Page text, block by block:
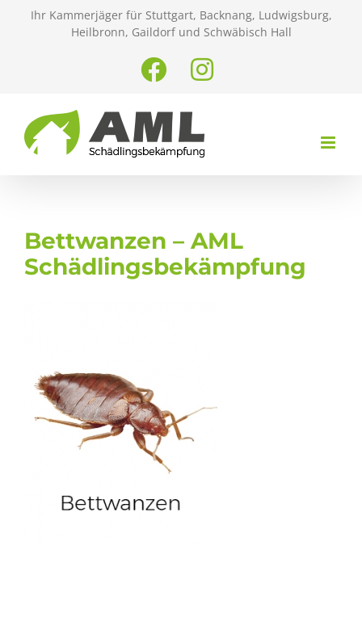
Ihr Kammerjäger für Stuttgart, Backnang, Ludwigsburg,
Heilbronn, Gaildorf und Schwäbisch Hall
FacebookInstagram
Bettwanzen – AML
Schädlingsbekämpfung